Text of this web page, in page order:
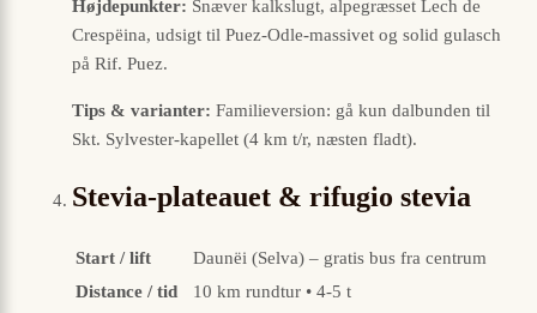
Højdepunkter: Snæver kalkslugt, alpegræsset Lech de
Crespëina, udsigt til Puez-Odle-massivet og solid gulasch
på Rif. Puez.
Tips & varianter: Familieversion: gå kun dalbunden til
Skt. Sylvester-kapellet (4 km t/r, næsten fladt).
Stevia-plateauet & rifugio stevia
Start / lift
Daunëi (Selva) – gratis bus fra centrum
Distance / tid
10 km rundtur • 4-5 t